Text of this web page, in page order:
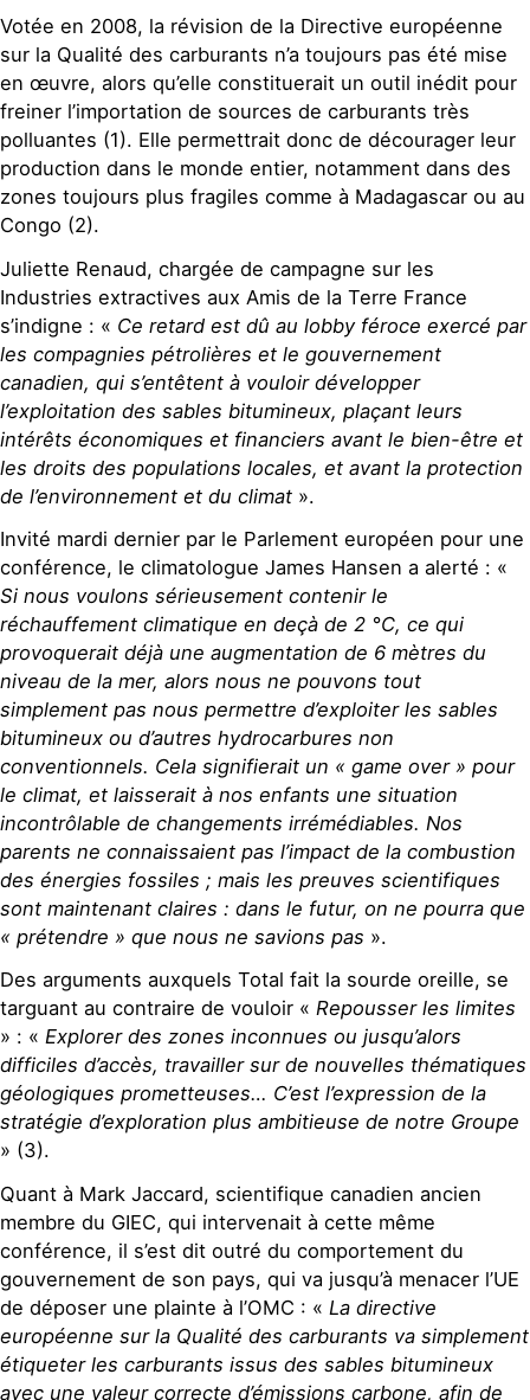
Votée en 2008, la révision de la Directive européenne
sur la Qualité des carburants n’a toujours pas été mise
en œuvre, alors qu’elle constituerait un outil inédit pour
freiner l’importation de sources de carburants très
polluantes (1). Elle permettrait donc de décourager leur
production dans le monde entier, notamment dans des
zones toujours plus fragiles comme à Madagascar ou au
Congo (2).
Juliette Renaud, chargée de campagne sur les
Industries extractives aux Amis de la Terre France
s’indigne : « Ce retard est dû au lobby féroce exercé par
les compagnies pétrolières et le gouvernement
canadien, qui s’entêtent à vouloir développer
l’exploitation des sables bitumineux, plaçant leurs
intérêts économiques et financiers avant le bien-être et
les droits des populations locales, et avant la protection
de l’environnement et du climat ».
Invité mardi dernier par le Parlement européen pour une
conférence, le climatologue James Hansen a alerté : «
Si nous voulons sérieusement contenir le
réchauffement climatique en deçà de 2 °C, ce qui
provoquerait déjà une augmentation de 6 mètres du
niveau de la mer, alors nous ne pouvons tout
simplement pas nous permettre d’exploiter les sables
bitumineux ou d’autres hydrocarbures non
conventionnels. Cela signifierait un « game over » pour
le climat, et laisserait à nos enfants une situation
incontrôlable de changements irrémédiables. Nos
parents ne connaissaient pas l’impact de la combustion
des énergies fossiles ; mais les preuves scientifiques
sont maintenant claires : dans le futur, on ne pourra que
« prétendre » que nous ne savions pas ».
Des arguments auxquels Total fait la sourde oreille, se
targuant au contraire de vouloir « Repousser les limites
» : « Explorer des zones inconnues ou jusqu’alors
difficiles d’accès, travailler sur de nouvelles thématiques
géologiques prometteuses… C’est l’expression de la
stratégie d’exploration plus ambitieuse de notre Groupe
» (3).
Quant à Mark Jaccard, scientifique canadien ancien
membre du GIEC, qui intervenait à cette même
conférence, il s’est dit outré du comportement du
gouvernement de son pays, qui va jusqu’à menacer l’UE
de déposer une plainte à l’OMC : « La directive
européenne sur la Qualité des carburants va simplement
étiqueter les carburants issus des sables bitumineux
avec une valeur correcte d’émissions carbone, afin de